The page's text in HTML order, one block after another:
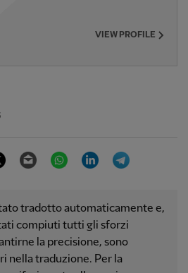
VIEW PROFILE
Twitter Email WhatsAppLinkedIn
tradotto automaticamente e,
compiuti tutti gli sforzi
la precisione, sono
nella traduzione. Per la